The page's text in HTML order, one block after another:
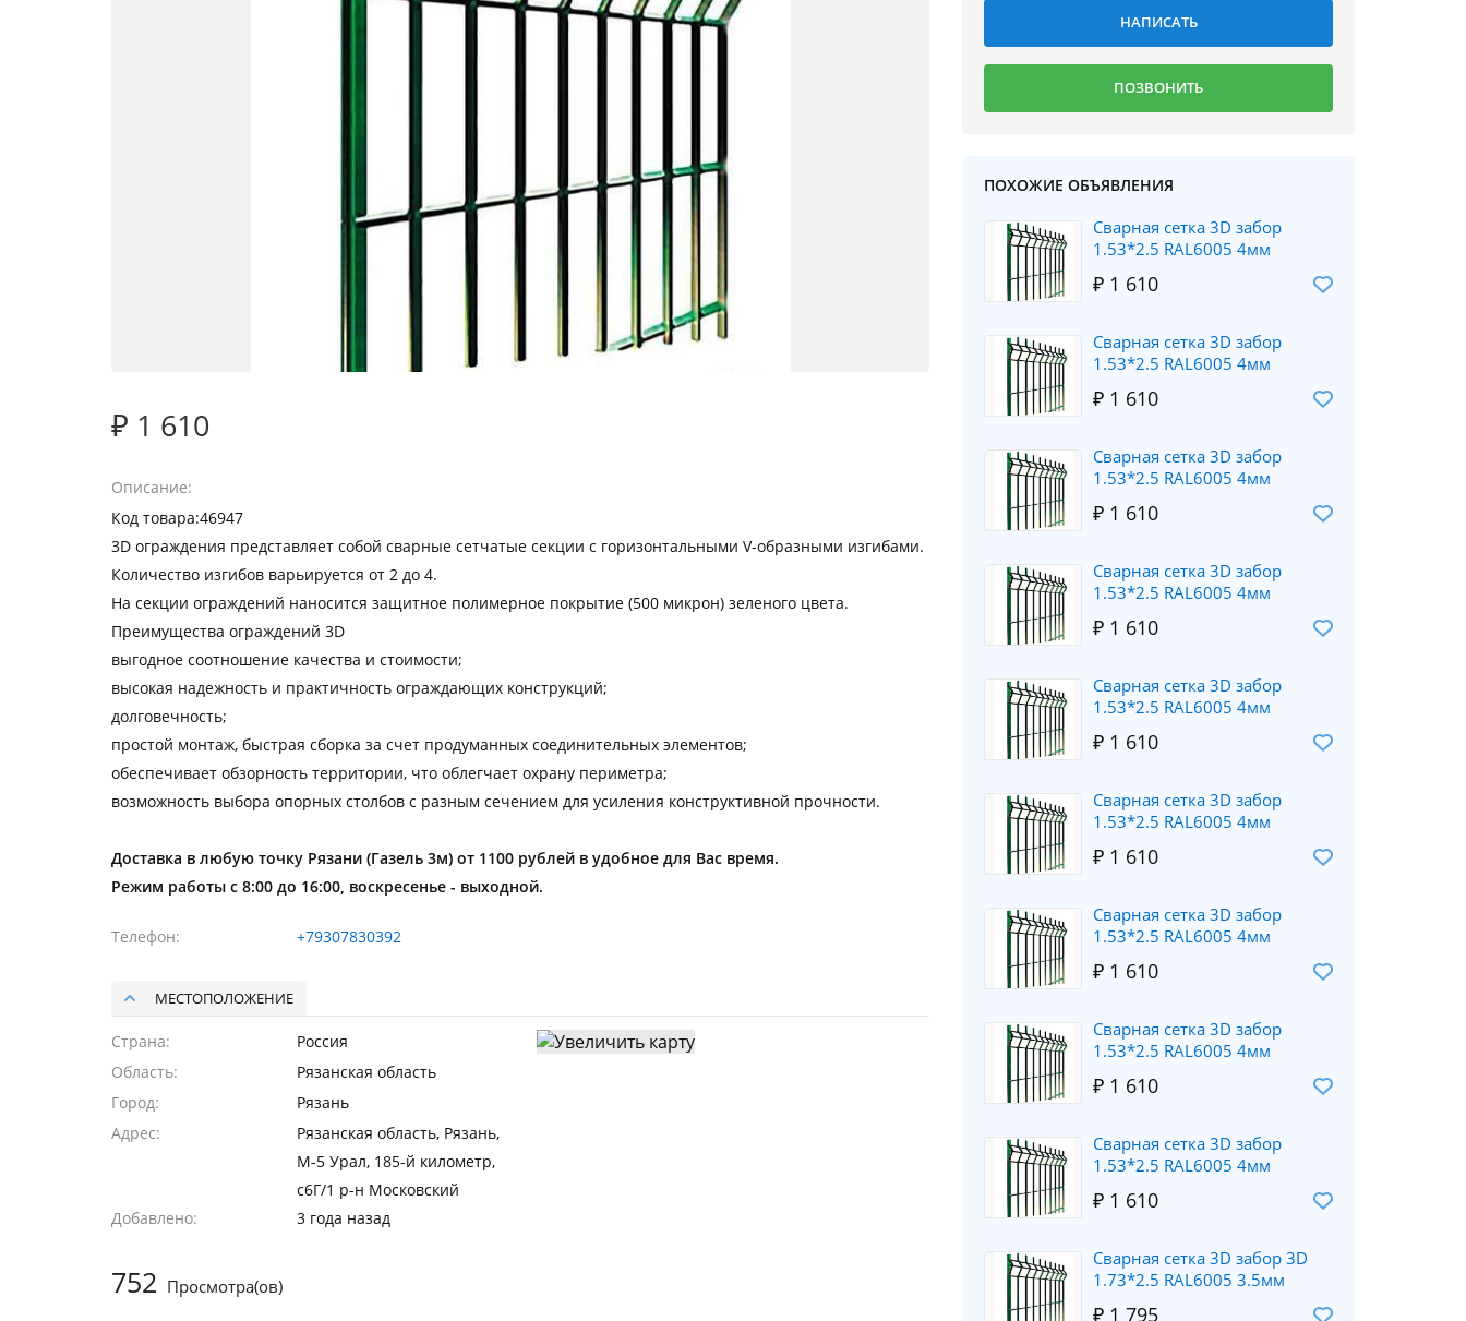
ПОХОЖИЕ ОБЪЯВЛЕНИЯ
Сварная сетка 3D забор
1.53*2.5 RAL6005 4мм
₽ 1 610
Сварная сетка 3D забор
1.53*2.5 RAL6005 4мм
₽ 1 610
Сварная сетка 3D забор
1.53*2.5 RAL6005 4мм
₽ 1 610
Сварная сетка 3D забор
1.53*2.5 RAL6005 4мм
₽ 1 610
Сварная сетка 3D забор
1.53*2.5 RAL6005 4мм
₽ 1 610
Сварная сетка 3D забор
1.53*2.5 RAL6005 4мм
₽ 1 610
Сварная сетка 3D забор
1.53*2.5 RAL6005 4мм
₽ 1 610
Сварная сетка 3D забор
1.53*2.5 RAL6005 4мм
₽ 1 610
Сварная сетка 3D забор
1.53*2.5 RAL6005 4мм
₽ 1 610
Сварная сетка 3D забор 3D
1.73*2.5 RAL6005 3.5мм
₽ 1 795
₽ 1 610
Описание
Код товара:46947
3D ограждения представляет собой сварные сетчатые секции с горизонтальными V-образными изгибами.
Количество изгибов варьируется от 2 до 4.
На секции ограждений наносится защитное полимерное покрытие (500 микрон) зеленого цвета.
Преимущества ограждений 3D
выгодное соотношение качества и стоимости;
высокая надежность и практичность ограждающих конструкций;
долговечность;
простой монтаж, быстрая сборка за счет продуманных соединительных элементов;
обеспечивает обзорность территории, что облегчает охрану периметра;
возможность выбора опорных столбов с разным сечением для усиления конструктивной прочности.
Доставка в любую точку Рязани (Газель 3м) от 1100 рублей в удобное для Вас время.
Режим работы с 8:00 до 16:00, воскресенье - выходной.
Телефон +79307830392
МЕСТОПОЛОЖЕНИЕ
Страна
Россия
Область
Рязанская область
Город
Рязань
Адрес
Рязанская область, Рязань,
М-5 Урал, 185-й километр,
с6Г/1 р-н Московский
Добавлено
3 года назад
752 Просмотра(ов)